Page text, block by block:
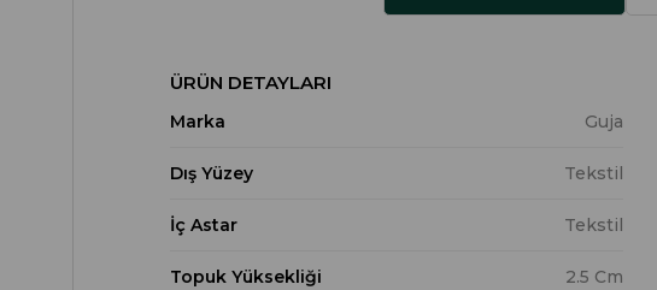
ÜRÜN DETAYLARI
Marka Guja
Dış Yüzey Tekstil
İç Astar Tekstil
Topuk Yüksekliği 2.5 Cm